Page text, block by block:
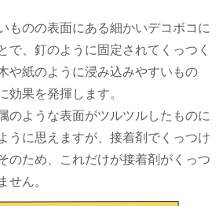
ものの表面にある細かいデコボコに
で、釘のように固定されてくっつく
や紙のように浸み込みやすいもの
効果を発揮します。
のような表面がツルツルしたものに
うに思えますが、接着剤でくっつけ
のため、これだけが接着剤がくっつ
せん。